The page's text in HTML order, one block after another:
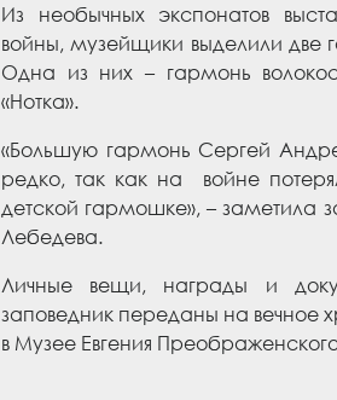
Из необычных экспонатов
войны, музейщики выделили
Одна из них – гармонь
«Нотка».
«Большую гармонь Сергей
редко, так как на войне
детской гармошке», – заметила
Лебедева.
Личные вещи, награды и
заповедник переданы на вечное
в Музее Евгения